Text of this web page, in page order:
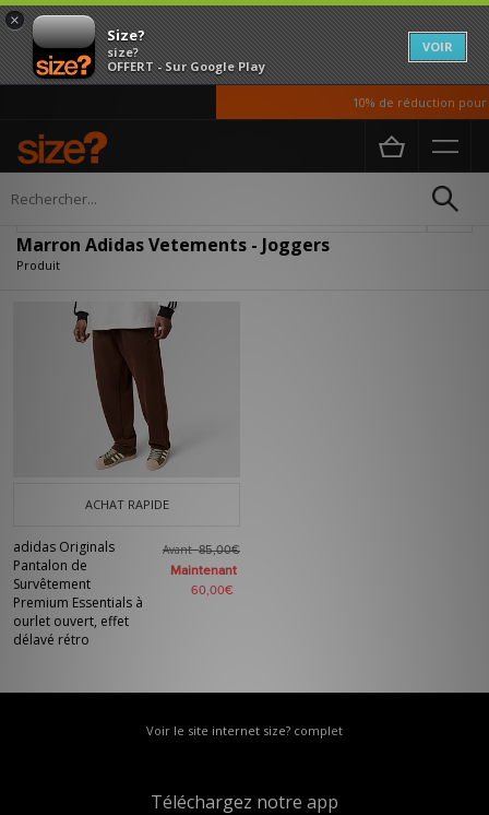
×
Size?
size?
OFFERT - Sur Google Play
VOIR
10% de réduction pour
Accueil Homme
Marron Adidas Vetements - Joggers
Produit
ACHAT RAPIDE
adidas Originals
Pantalon de
Survêtement
Premium Essentials à
ourlet ouvert, effet
délavé rétro
Avant85,00€
Maintenant
60,00€
Voir le site internet size? complet
Téléchargez notre app